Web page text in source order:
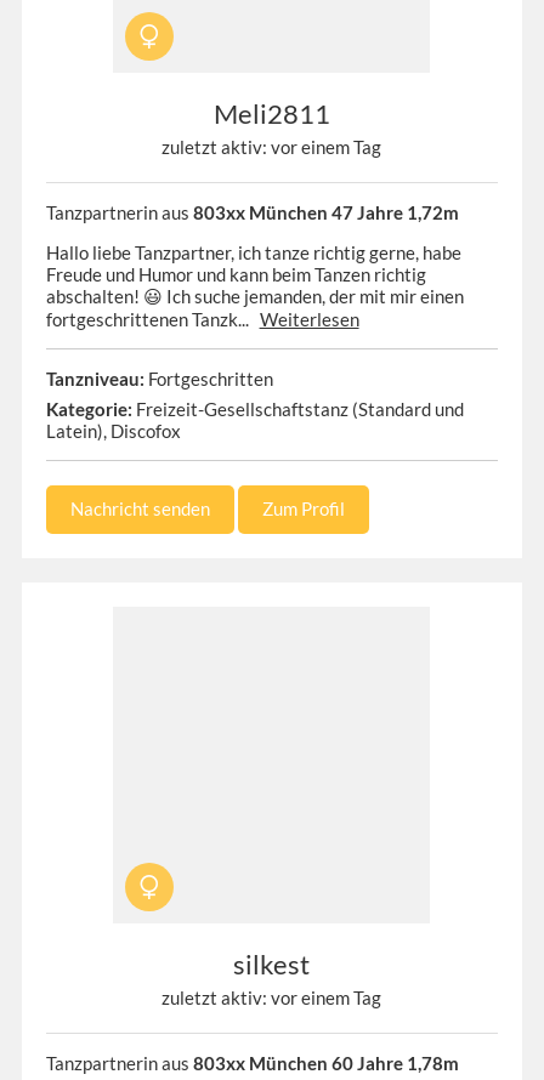
Meli2811
zuletzt aktiv: vor einem Tag
Tanzpartnerin aus 803xx München 47 Jahre 1,72m
Hallo liebe Tanzpartner, ich tanze richtig gerne, habe
Freude und Humor und kann beim Tanzen richtig
abschalten! 😃 Ich suche jemanden, der mit mir einen
fortgeschrittenen Tanzk... Weiterlesen
Tanzniveau: Fortgeschritten
Kategorie: Freizeit-Gesellschaftstanz (Standard und
Latein), Discofox
Nachricht senden Zum Profil
silkest
zuletzt aktiv: vor einem Tag
Tanzpartnerin aus 803xx München 60 Jahre 1,78m